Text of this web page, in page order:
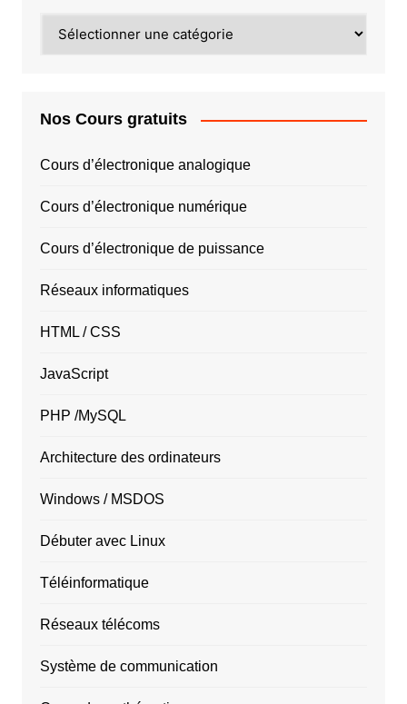
PAYS
Nos Cours gratuits
Cours d’électronique analogique
Cours d’électronique numérique
Cours d’électronique de puissance
Réseaux informatiques
HTML / CSS
JavaScript
PHP /MySQL
Architecture des ordinateurs
Windows / MSDOS
Débuter avec Linux
Téléinformatique
Réseaux télécoms
Système de communication